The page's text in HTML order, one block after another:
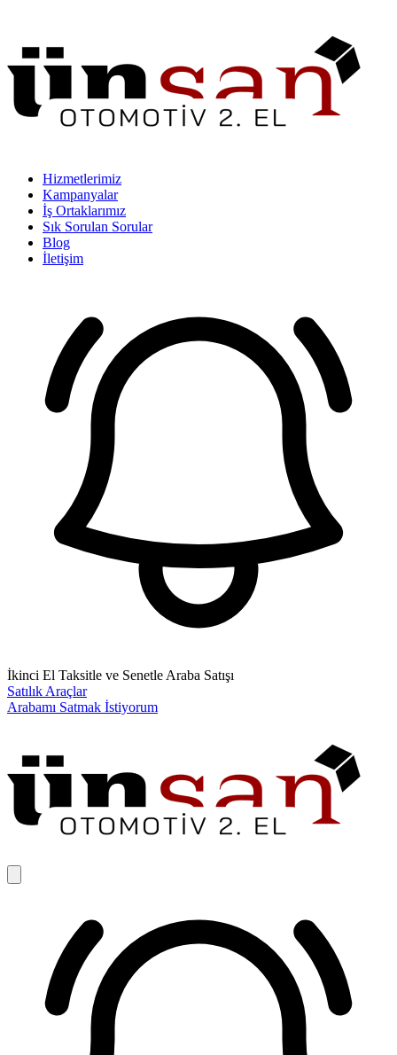
Hizmetlerimiz
Kampanyalar
İş Ortaklarımız
Sık Sorulan Sorular
Blog
İletişim
İkinci El Taksitle ve Senetle Araba Satışı
Satılık Araçlar
Arabamı Satmak İstiyorum